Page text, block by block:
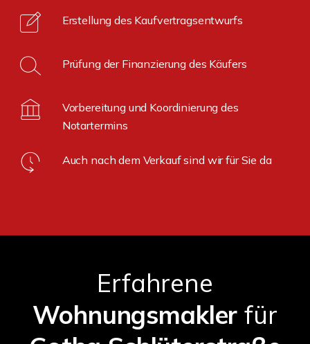
Erstellung des Kaufvertragsentwurfs
Prüfung der Finanzierung des Käufers
Vorbereitung und Koordinierung des
Notartermins
Auch nach dem Verkauf sind wir für Sie da
Erfahrene
Wohnungsmaklerfür